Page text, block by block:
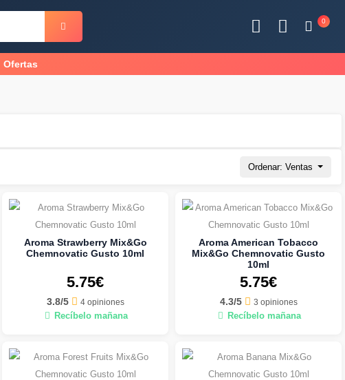
0
Ofertas
Ordenar: Ventas
Aroma Strawberry Mix&Go
Chemnovatic Gusto 10ml
5.75€
3.8/5 4 opiniones
Recíbelo mañana
Aroma American Tobacco
Mix&Go Chemnovatic Gusto
10ml
5.75€
4.3/5 3 opiniones
Recíbelo mañana